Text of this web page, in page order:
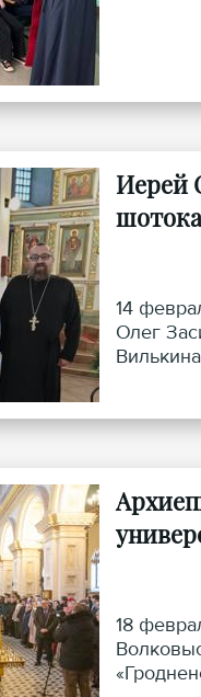
Иерей
14
Олег
18